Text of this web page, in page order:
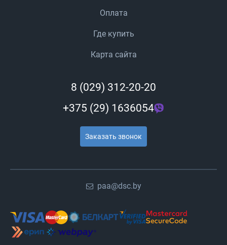
Оплата
Где купить
Карта сайта
8 (029) 312-20-20
+375 (29) 1636054
Заказать звонок
paa@dsc.by